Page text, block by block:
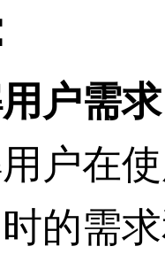
户需求
户在
的需